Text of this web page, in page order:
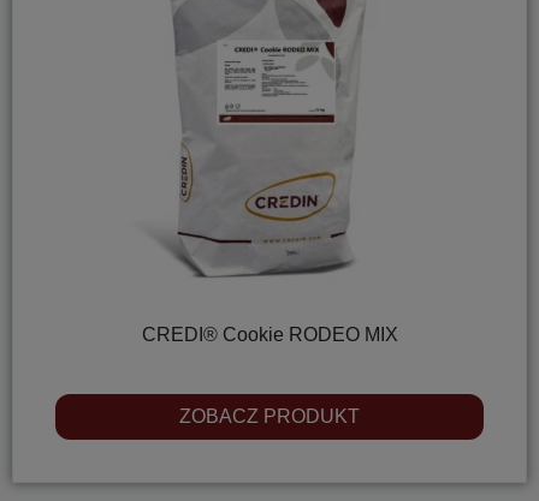
CREDI® Cookie RODEO MIX
ZOBACZ PRODUKT